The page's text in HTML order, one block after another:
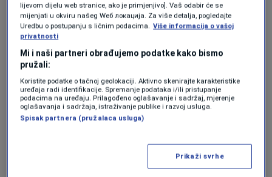
Ovakav problem posebno pogađa igrače koji
često mijenjaju pravac kretanja, što je
karakteristika Yamalove igre.
Dodatnu dramu na Camp Nou izazvao je i
incident na tribinama, gdje je jednom navijaču
pozlilo, zbog čega je utakmica bila prekinuta
Nakon pauze, susret je nastavljen, što ukazuje
lijevom dijelu web stranice, ako je primjenjivo]. Vaš odabir će se
mijenjati u okviru našeg Wеб локација. Za više detalja, pogledajte
Uredbu o postupanju s ličnim podacima. Više informacija o vašoj
privatnosti
Mi i naši partneri obrađujemo podatke kako bismo
pružali:
Koristite podatke o tačnoj geolokaciji. Aktivno skenirajte karakteristike
uređaja radi identifikacije. Spremanje podataka i/ili pristupanje
podacima na uređaju. Prilagođeno oglašavanje i sadržaj, mjerenje
oglašavanja i sadržaja, istraživanje publike i razvoj usluga.
Spisak partnera (pružalaca usluga)
Prikaži svrhe